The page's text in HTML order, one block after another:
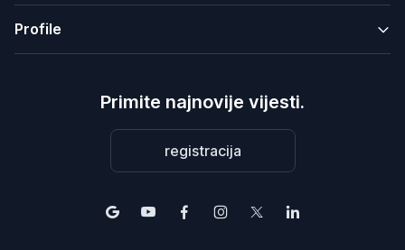
Profile
Primite najnovije vijesti.
registracija